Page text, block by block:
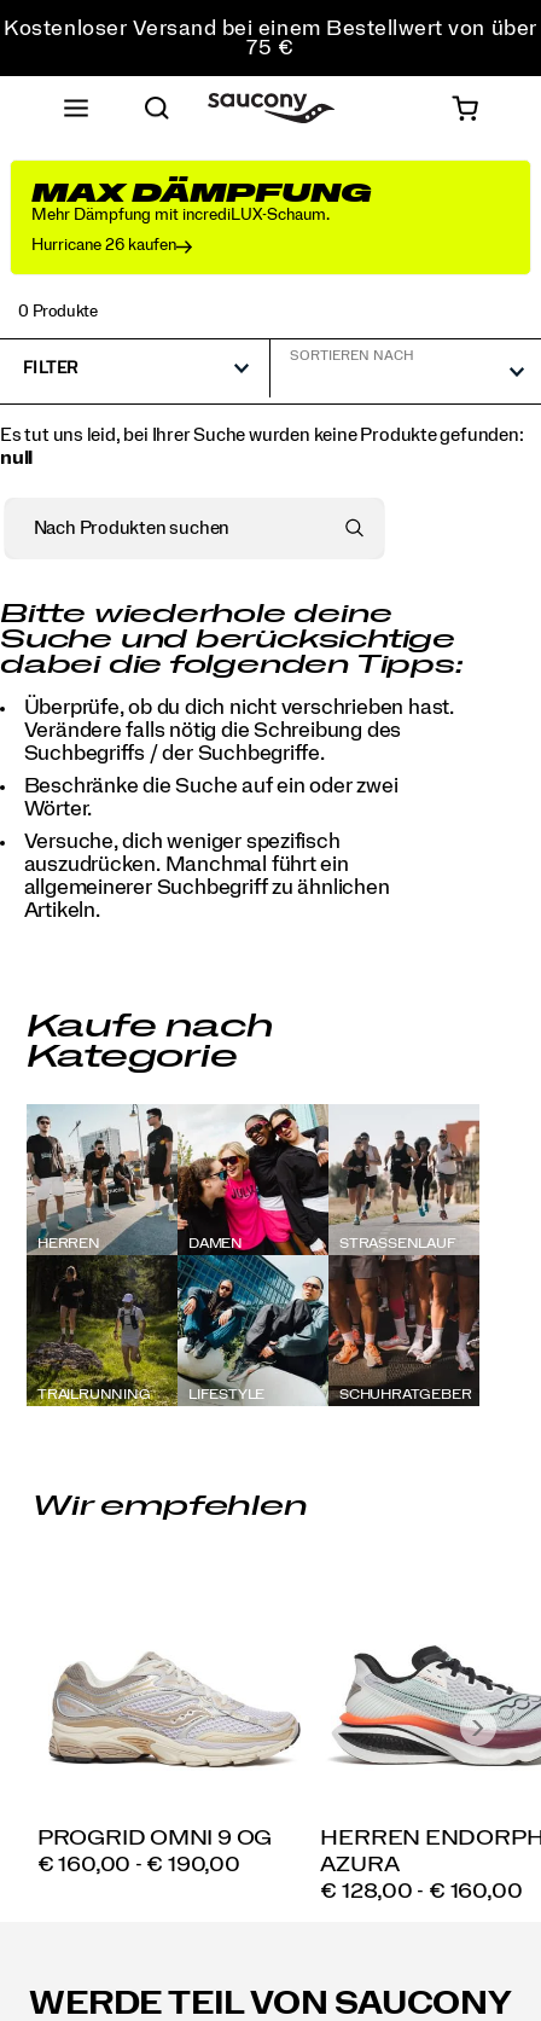
Kostenloser Versand bei einem Bestellwert von über
75 €
Kostenfreie Retouren bei allen Bestellungen
Sichere dir 10 % Rabatt auf deine erste Bestellung
MAX DÄMPFUNG
Mehr Dämpfung mit incrediLUX-Schaum.
Hurricane 26 kaufen
0 Produkte
FILTER
SORTIEREN NACH
Es tut uns leid, bei Ihrer Suche wurden keine Produkte gefunden:
null
Bitte wiederhole deine
Suche und berücksichtige
dabei die folgenden Tipps:
Überprüfe, ob du dich nicht verschrieben hast.
Verändere falls nötig die Schreibung des
Suchbegriffs / der Suchbegriffe.
Beschränke die Suche auf ein oder zwei
Wörter.
Versuche, dich weniger spezifisch
auszudrücken. Manchmal führt ein
allgemeinerer Suchbegriff zu ähnlichen
Artikeln.
Kaufe nach
Kategorie
HERREN DAMEN STRASSENLAUF
TRAILRUNNING LIFESTYLE SCHUHRATGEBER
Wir empfehlen
PROGRID OMNI 9 OG
PRICE
€ 160,00 - € 190,00
HERREN
AZURA
PRICE
€ 128,00 - € 160,00
WERDE TEIL VON SAUCONY